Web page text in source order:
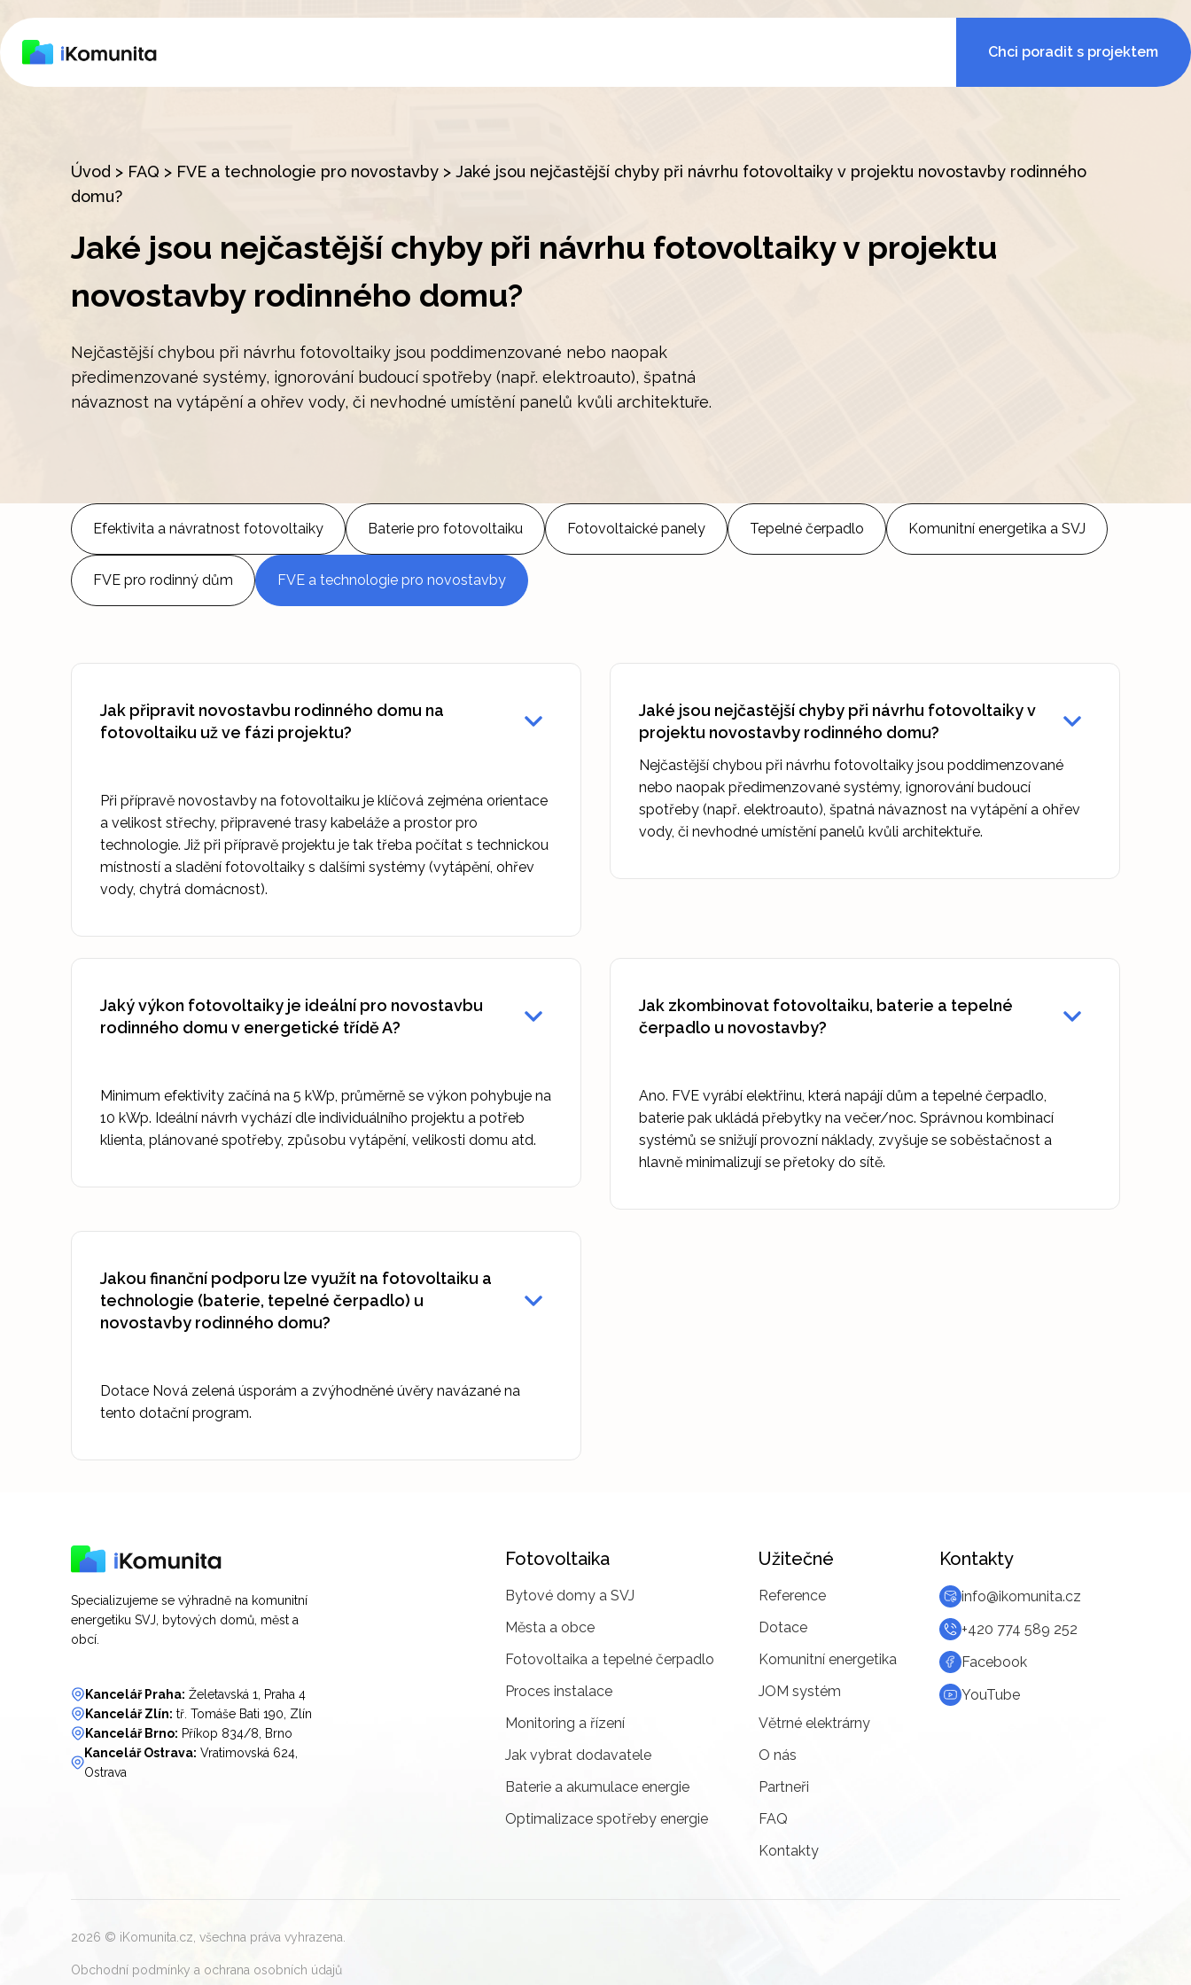
Chci poradit s projektem
Úvod > FAQ > FVE a technologie pro novostavby > Jaké jsou nejčastější chyby při návrhu fotovoltaiky v projektu novostavby rodinného
domu?
Jaké jsou nejčastější chyby při návrhu fotovoltaiky v projektu
novostavby rodinného domu?
Nejčastější chybou při návrhu fotovoltaiky jsou poddimenzované nebo naopak
předimenzované systémy, ignorování budoucí spotřeby (např. elektroauto), špatná
návaznost na vytápění a ohřev vody, či nevhodné umístění panelů kvůli architektuře.
Efektivita a návratnost fotovoltaiky Baterie pro fotovoltaiku Fotovoltaické panely Tepelné čerpadlo Komunitní energetika a SVJ
FVE pro rodinný dům FVE a technologie pro novostavby
Jak připravit novostavbu rodinného domu na
fotovoltaiku už ve fázi projektu?
Při přípravě novostavby na fotovoltaiku je klíčová zejména orientace
a velikost střechy, připravené trasy kabeláže a prostor pro
technologie. Již při přípravě projektu je tak třeba počítat s technickou
místností a sladění fotovoltaiky s dalšími systémy (vytápění, ohřev
vody, chytrá domácnost).
Jaké jsou nejčastější chyby při návrhu fotovoltaiky v
projektu novostavby rodinného domu?
Nejčastější chybou při návrhu fotovoltaiky jsou poddimenzované
nebo naopak předimenzované systémy, ignorování budoucí
spotřeby (např. elektroauto), špatná návaznost na vytápění a ohřev
vody, či nevhodné umístění panelů kvůli architektuře.
Jaký výkon fotovoltaiky je ideální pro novostavbu
rodinného domu v energetické třídě A?
Minimum efektivity začíná na 5 kWp, průměrně se výkon pohybuje na
10 kWp. Ideální návrh vychází dle individuálního projektu a potřeb
klienta, plánované spotřeby, způsobu vytápění, velikosti domu atd.
Jak zkombinovat fotovoltaiku, baterie a tepelné
čerpadlo u novostavby?
Ano. FVE vyrábí elektřinu, která napájí dům a tepelné čerpadlo,
baterie pak ukládá přebytky na večer/noc. Správnou kombinací
systémů se snižují provozní náklady, zvyšuje se soběstačnost a
hlavně minimalizují se přetoky do sítě.
Jakou finanční podporu lze využít na fotovoltaiku a
technologie (baterie, tepelné čerpadlo) u
novostavby rodinného domu?
Dotace Nová zelená úsporám a zvýhodněné úvěry navázané na
tento dotační program.
Specializujeme se výhradně na komunitní
energetiku SVJ, bytových domů, měst a
obcí.
Kancelář Praha: Želetavská 1, Praha 4
Kancelář Zlín: tř. Tomáše Bati 190, Zlín
Kancelář Brno: Příkop 834/8, Brno
Kancelář Ostrava: Vratimovská 624,
Ostrava
Fotovoltaika
Bytové domy a SVJ
Města a obce
Fotovoltaika a tepelné čerpadlo
Proces instalace
Monitoring a řízení
Jak vybrat dodavatele
Baterie a akumulace energie
Optimalizace spotřeby energie
Užitečné
Reference
Dotace
Komunitní energetika
JOM systém
Větrné elektrárny
O nás
Partneři
FAQ
Kontakty
Kontakty
info@ikomunita.cz
+420 774 589 252
Facebook
YouTube
2026 © iKomunita.cz, všechna práva vyhrazena.
Obchodní podmínky a ochrana osobních údajů